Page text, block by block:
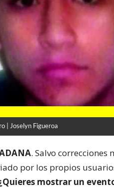
| Joselyn Figueroa
. Salvo correcciones
por los propios
mostrar un